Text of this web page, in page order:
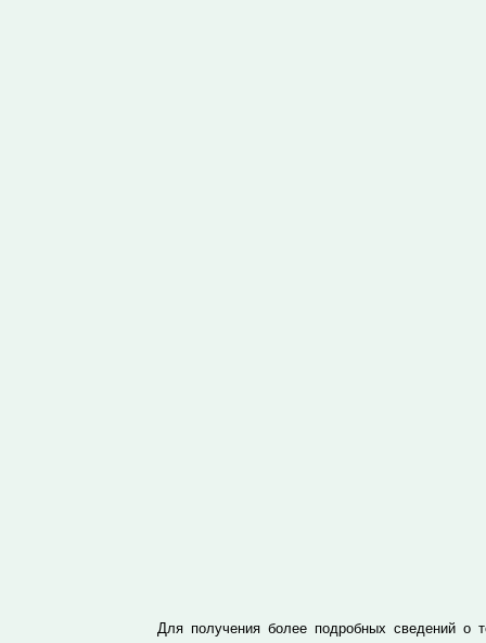
Для получения более подробных сведений о